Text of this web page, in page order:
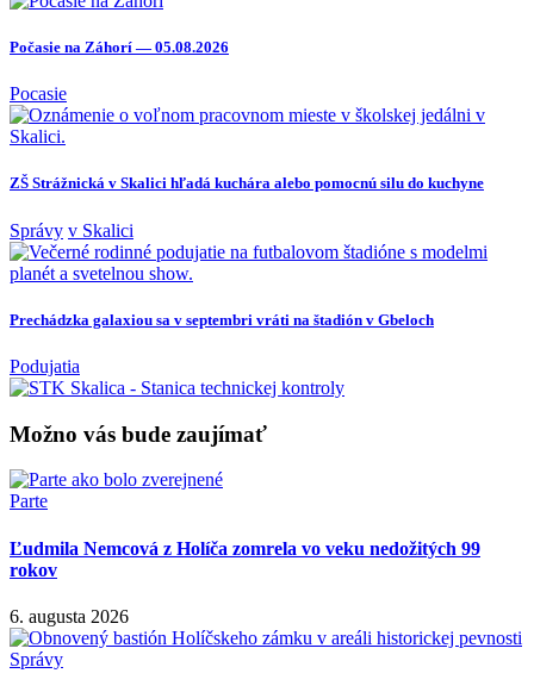
Počasie na Záhorí — 05.08.2026
Pocasie
ZŠ Strážnická v Skalici hľadá kuchára alebo pomocnú silu do kuchyne
Správy v Skalici
Prechádzka galaxiou sa v septembri vráti na štadión v Gbeloch
Podujatia
Možno vás bude zaujímať
Parte
Ľudmila Nemcová z Holíča zomrela vo veku nedožitých 99
rokov
6. augusta 2026
Správy